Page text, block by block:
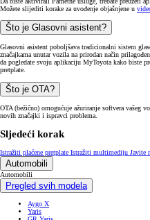
Sljedeći korak
Istražiti plaćene pretplateIstražiti multimediju
Automobili
Pregled svih modela
Aygo X
Yaris
GR Yaris
Yaris Cross
Corolla Hatchback
Corolla Sedan
Toyota C-HR
Toyota bZ4X
bZ4X Touring
Prius Plug-in
RAV4
Proace
Proace Verso
Proace City
Proace City Verso
Proace Max